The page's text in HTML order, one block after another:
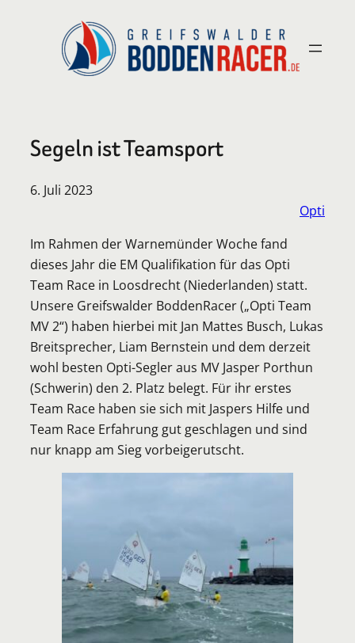
Segeln ist Teamsport
6. Juli 2023
Opti
Im Rahmen der Warnemünder Woche fand
dieses Jahr die EM Qualifikation für das Opti
Team Race in Loosdrecht (Niederlanden) statt.
Unsere Greifswalder BoddenRacer („Opti Team
MV 2“) haben hierbei mit Jan Mattes Busch, Lukas
Breitsprecher, Liam Bernstein und dem derzeit
wohl besten Opti-Segler aus MV Jasper Porthun
(Schwerin) den 2. Platz belegt. Für ihr erstes
Team Race haben sie sich mit Jaspers Hilfe und
Team Race Erfahrung gut geschlagen und sind
nur knapp am Sieg vorbeigerutscht.